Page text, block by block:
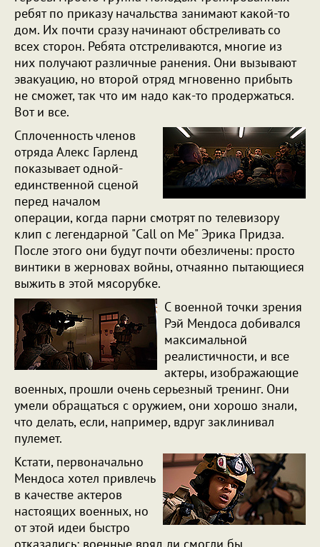
ребят по приказу начальства занимают какой-то
дом. Их почти сразу начинают обстреливать со
всех сторон. Ребята отстреливаются, многие из
них получают различные ранения. Они вызывают
эвакуацию, но второй отряд мгновенно прибыть
не сможет, так что им надо как-то продержаться.
Вот и все.
Сплоченность членов
отряда Алекс Гарленд
показывает одной-
единственной сценой
перед началом
операции, когда парни смотрят по телевизору
клип с легендарной "Call on Me" Эрика Придза.
После этого они будут почти обезличены: просто
винтики в жерновах войны, отчаянно пытающиеся
выжить в этой мясорубке.
С военной точки зрения
Рэй Мендоса добивался
максимальной
реалистичности, и все
актеры, изображающие
военных, прошли очень серьезный тренинг. Они
умели обращаться с оружием, они хорошо знали,
что делать, если, например, вдруг заклинивал
пулемет.
Кстати, первоначально
Мендоса хотел привлечь
в качестве актеров
настоящих военных, но
от этой идеи быстро